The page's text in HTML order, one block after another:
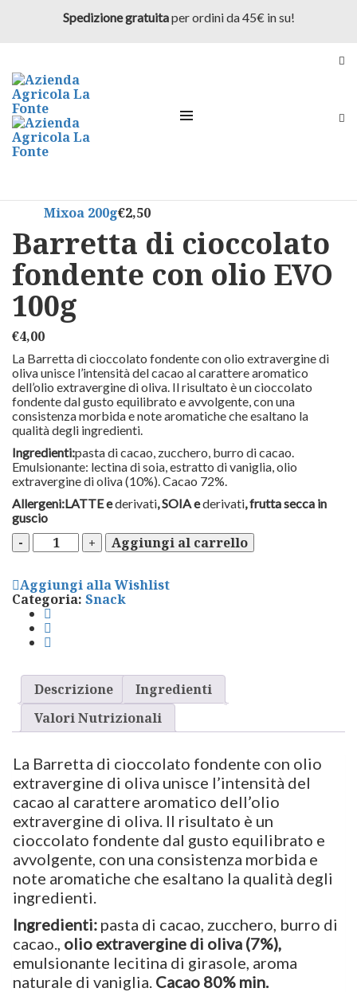
Spedizione gratuitaper ordini da 45€ in su!
La Fonte12 Gennaio 202212 Marzo 2026
Shop
Snack
Barretta di cioccolato fondente con olio EVO
100g
Mixoa 200g€2,50
Barretta di cioccolato
fondente con olio EVO
100g
€4,00
La Barretta di cioccolato fondente con olio extravergine di
olivaunisce l’intensità del cacao al carattere aromatico
dell’olio extravergine di oliva. Il risultato è un cioccolato
fondente dal gusto equilibrato e avvolgente, con una
consistenza morbida e note aromatiche che esaltano la
qualità degli ingredienti.
Ingredienti:pasta di cacao, zucchero, burro di cacao.
Emulsionante: lectina di soia, estratto di vaniglia, olio
extravergine di oliva (10%). Cacao 72%.
Allergeni:LATTE ederivati, SOIA ederivati, frutta secca in
guscio
Barretta
di
fondente
con
olio
EVO
100g
Aggiungi al carrello
Aggiungi alla Wishlist
Categoria: Snack
Descrizione
Ingredienti
Valori Nutrizionali
La Barretta di cioccolato fondente con olio
extravergine di oliva unisce l’intensità del
cacao al carattere aromatico dell’olio
extravergine di oliva. Il risultato è un
cioccolato fondente dal gusto equilibrato e
avvolgente, con una consistenza morbida e
note aromatiche che esaltano la qualità degli
ingredienti.
Ingredienti: pasta di cacao, zucchero, burro di
cacao., olio extravergine di oliva (7%),
emulsionante lecitina di girasole, aroma
naturale di vaniglia. Cacao 80% min.